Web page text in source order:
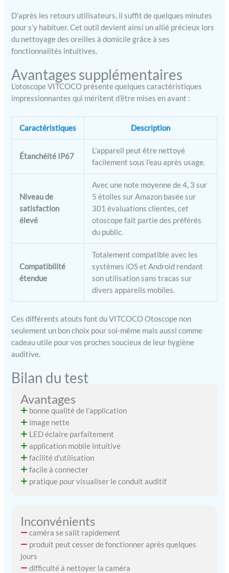
votre smartphone ou
tablette via une application
intuitive. Idéal comme
permet de sauvegarder et
partager les images
simplement. Parfait pour
moderne, un ear cleaner
pratique et un kit
nettoyage oreille complet.
【Kit Polyvalent pour
Famille】Ce kit nettoyage
adaptés pour examiner
oreilles, nez, gorge, dents et
adultes, les enfants et les
animaux domestiques. La
cure oreille camera devient
un outil complet d’hygiène
quotidienne, parfait pour
un nettoyant oreille
régulier, un nettoie oreilles
facile et un oreille
nettoyage approfondi.
D’après les retours utilisateurs, il suffit de quelques minutes
pour s’y habituer. Cet outil devient ainsi un allié précieux lors
du nettoyage des oreilles à domicile grâce à ses
fonctionnalités intuitives.
Avantages supplémentaires
L’otoscope VITCOCO présente quelques caractéristiques
impressionnantes qui méritent d’être mises en avant :
Caractéristiques Description
Étanchéité IP67
L’appareil peut être nettoyé
facilement sous l’eau après usage.
Niveau de
satisfaction
élevé
Avec une note moyenne de 4, 3 sur
5 étoiles sur Amazon basée sur
301 évaluations clientes, cet
otoscope fait partie des préférés
du public.
Compatibilité
étendue
Totalement compatible avec les
systèmes iOS et Android rendant
son utilisation sans tracas sur
divers appareils mobiles.
Ces différents atouts font du VITCOCO Otoscope non
seulement un bon choix pour soi-même mais aussi comme
cadeau utile pour vos proches soucieux de leur hygiène
auditive.
Bilan du test
Avantages
bonne qualité de l’application
image nette
LED éclaire parfaitement
application mobile intuitive
facilité d’utilisation
facile à connecter
pratique pour visualiser le conduit auditif
Inconvénients
caméra se salit rapidement
produit peut cesser de fonctionner après quelques
jours
difficulté à nettoyer la caméra